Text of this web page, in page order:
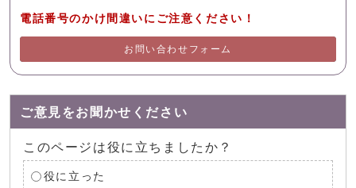
電話番号のかけ間違いにご注意ください！
お問い合わせフォーム
ご意見をお聞かせください
このページは役に立ちましたか？
役に立った